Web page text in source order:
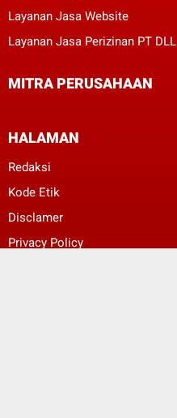
Layanan Jasa Website
Layanan Jasa Perizinan PT DLL
MITRA PERUSAHAAN
HALAMAN
Redaksi
Kode Etik
Disclamer
Privacy Policy